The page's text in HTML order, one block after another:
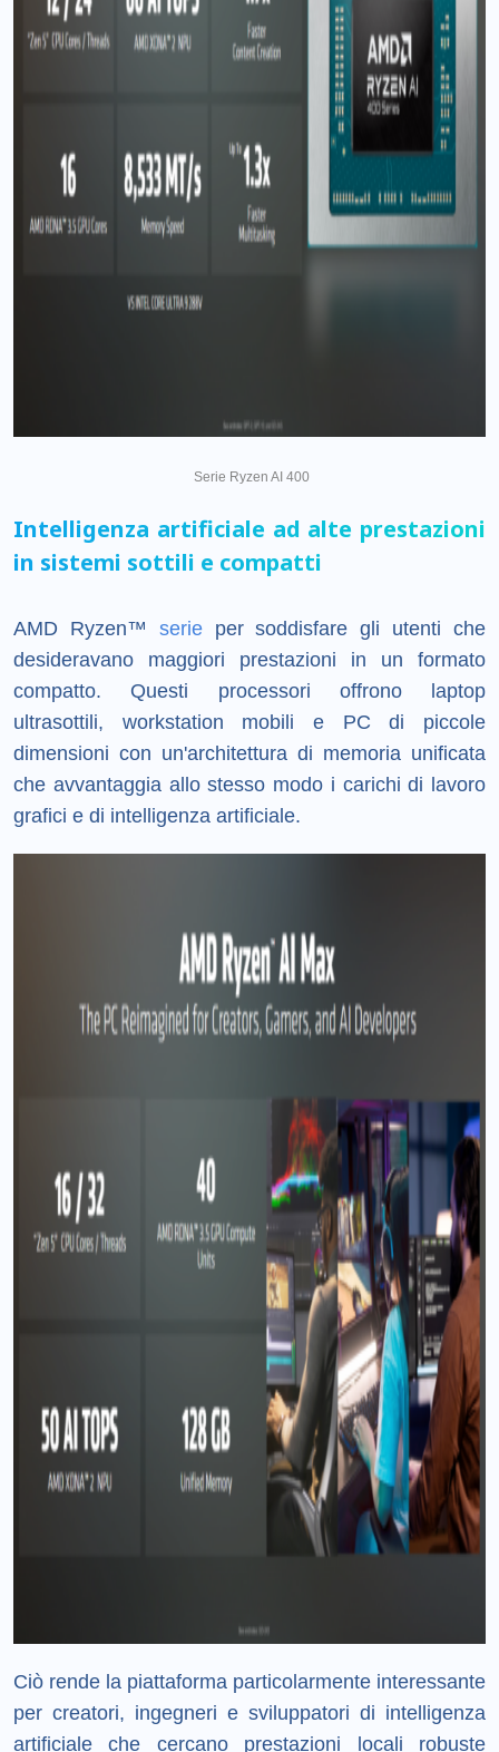
Serie Ryzen AI 400
Intelligenza artificiale ad alte prestazioni
in sistemi sottili e compatti
AMD Ryzen™ serieper soddisfare gli utenti che
desideravano maggiori prestazioni in un formato
compatto. Questi processori offrono laptop
ultrasottili, workstation mobili e PC di piccole
dimensioni con un'architettura di memoria unificata
che avvantaggia allo stesso modo i carichi di lavoro
grafici e di intelligenza artificiale.
Ciò rende la piattaforma particolarmente interessante
per creatori, ingegneri e sviluppatori di intelligenza
artificiale che cercano prestazioni locali robuste